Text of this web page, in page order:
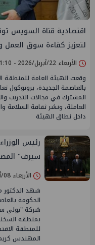
اقتصادية قناة السويس
لتعزيز كفاءة سوق العمل
الأربعاء 22/أبريل/2026 - 11:10 ص
وقعت الهيئة العامة للمنطقة
بالعاصمة الجديدة، بروتوكول
المشترك في مجالات التدريب
العاملة، ونشر ثقافة السلامة
داخل نطاق الهيئة
رئيس
سيرف"
215 مليون دولارالأربعاء 08/أبريل/2026 - 02:17 م
شهد الدكتور
الحكومة
شركة "بولي
بمنطقة
للمنطقة
المهندس كريم